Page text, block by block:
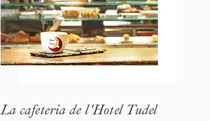
La cafeteria de l'Hotel Tudel